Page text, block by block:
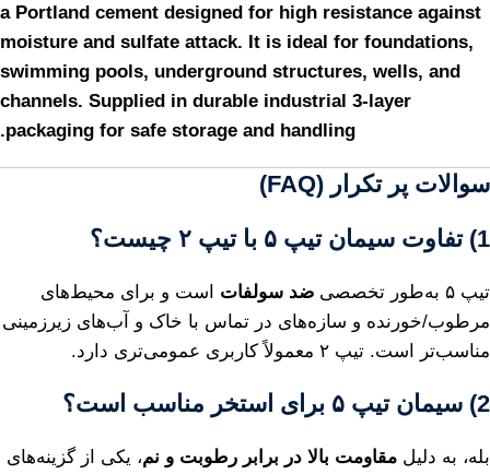
a Portland cement designed for high resistance against
moisture and sulfate attack. It is ideal for foundations,
swimming pools, underground structures, wells, and
channels. Supplied in durable industrial 3-layer
packaging for safe storage and handling.
سوالات پر تکرار (FAQ)
1) تفاوت سیمان تیپ ۵ با تیپ ۲ چیست؟
تیپ ۵ به‌طور تخصصی ضد سولفات است و برای محیط‌های
مرطوب/خورنده و سازه‌های در تماس با خاک و آب‌های زیرزمینی
مناسب‌تر است. تیپ ۲ معمولاً کاربری عمومی‌تری دارد.
2) سیمان تیپ ۵ برای استخر مناسب است؟
بله، به دلیل مقاومت بالا در برابر رطوبت و نم، یکی از گزینه‌های